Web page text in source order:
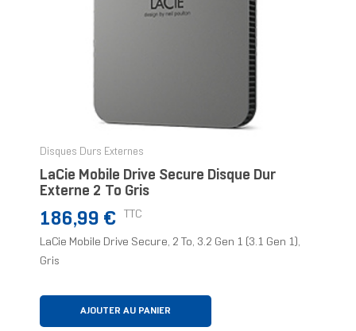
Disques Durs Externes
LaCie Mobile Drive Secure Disque Dur
Externe 2 To Gris
Prix
186,99 € TTC
LaCie Mobile Drive Secure, 2 To, 3.2 Gen 1 (3.1 Gen 1),
Gris
AJOUTER AU PANIER